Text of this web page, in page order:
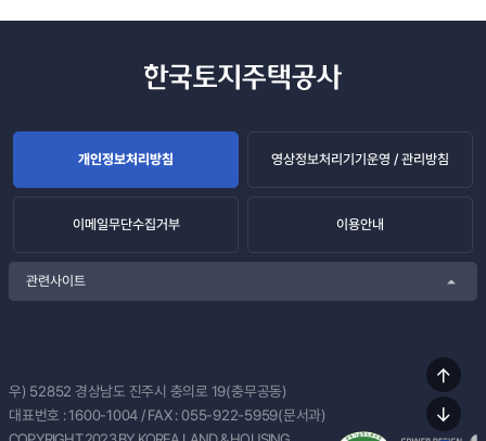
개인정보처리방침 영상정보처리기기운영 / 관리방침
이메일무단수집거부 이용안내
관련사이트
우) 52852 경상남도 진주시 충의로 19(충무공동)
대표번호 :1600-1004 / FAX : 055-922-5959(문서과)
상단
이동
하단